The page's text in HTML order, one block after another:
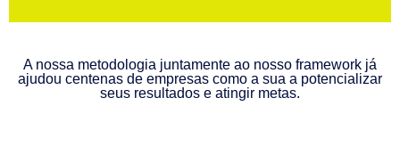
A nossa metodologia juntamente ao nosso framework já
ajudou centenas de empresas como a sua a potencializar
seus resultados e atingir metas.